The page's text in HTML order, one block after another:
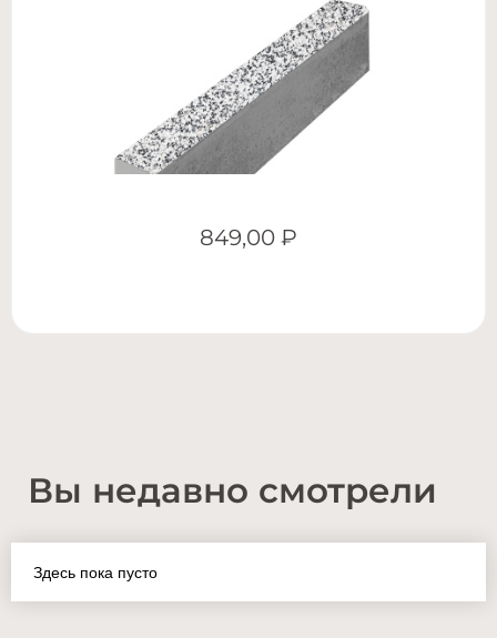
849,00 ₽
Вы недавно смотрели
Здесь пока пусто